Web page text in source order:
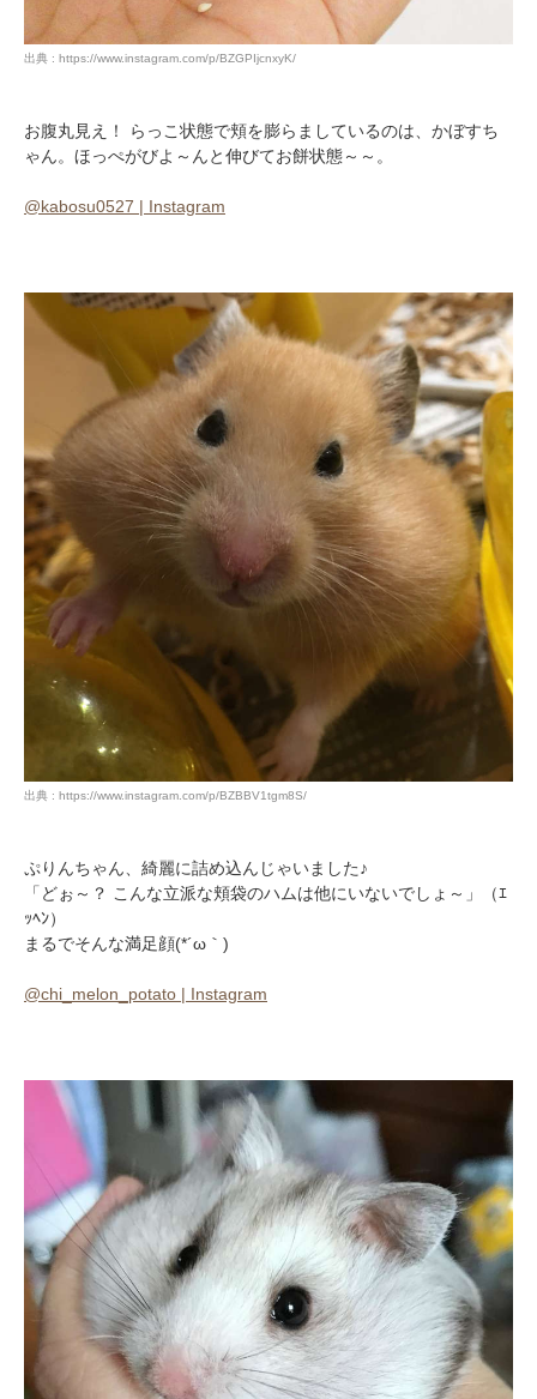
出典 : https://www.instagram.com/p/BZGPIjcnxyK/
お腹丸見え！ らっこ状態で頬を膨らましているのは、かぼすち
ゃん。ほっぺがびよ～んと伸びてお餅状態～～。
@kabosu0527 | Instagram
出典 : https://www.instagram.com/p/BZBBV1tgm8S/
ぷりんちゃん、綺麗に詰め込んじゃいました♪
「どぉ～？ こんな立派な頬袋のハムは他にいないでしょ～」（ｴ
ｯﾍﾝ）
まるでそんな満足顔(*´ω｀)
@chi_melon_potato | Instagram